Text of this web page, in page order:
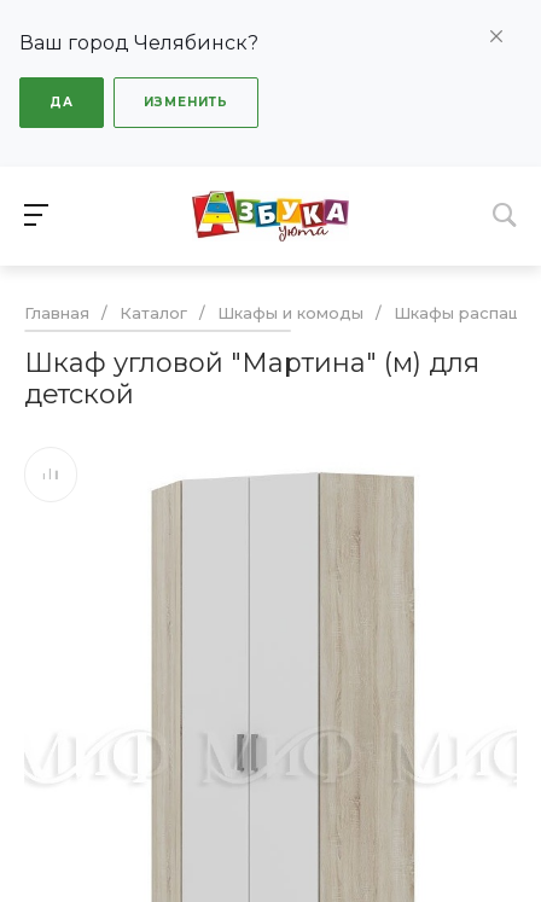
Ваш город Челябинск?
ДА ИЗМЕНИТЬ
Главная / Каталог / Шкафы и комоды / Шкафы
Шкаф угловой "Мартина" (м) для
детской